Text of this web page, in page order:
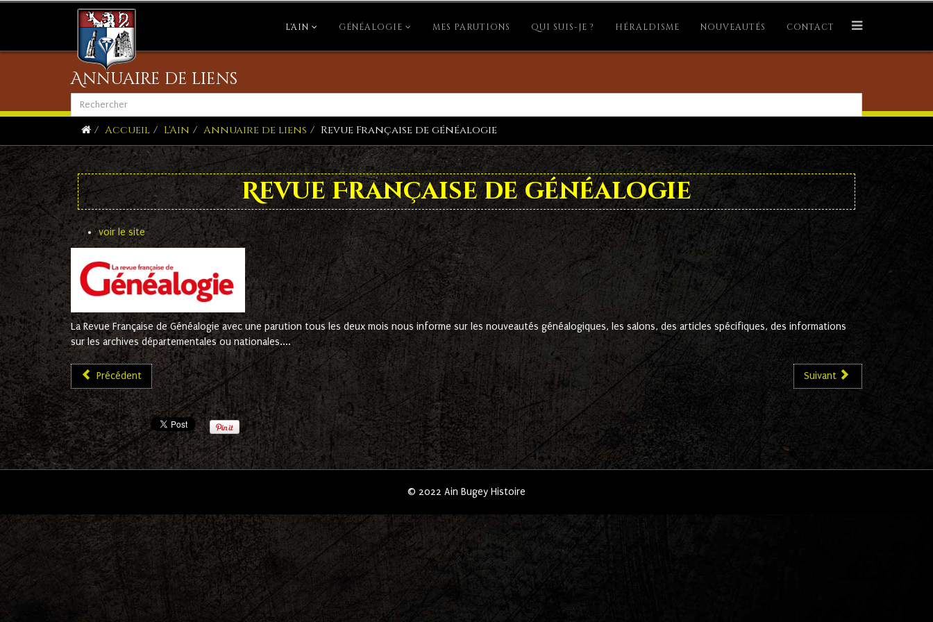
L'AIN GÉNÉALOGIE MES PARUTIONS QUI SUIS-JE ? HÉRALDISME NOUVEAUTÉS CONTACT
Annuaire de liens
Accueil L'Ain Annuaire de liens Revue Française de généalogie
Revue Française de généalogie
voir le site
La Revue Française de Généalogie avec une parution tous les deux mois nous informe sur les nouveautés généalogiques, les salons, des articles spécifiques, des informations
sur les archives départementales ou nationales....
Précédent Suivant
© 2022 Ain Bugey Histoire